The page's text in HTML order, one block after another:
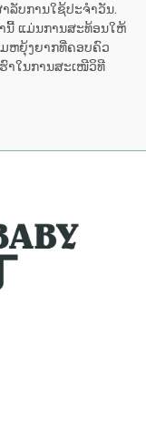
ລັບການໃຊ້ປະຈຳວັນ.
ນີ້ ແມ່ນການສະທ້ອນໃຫ້
ມຫຍຸ້ງຍາກທີ່ຄອບຄົວ
າໃນການສະເໜີວິທີ